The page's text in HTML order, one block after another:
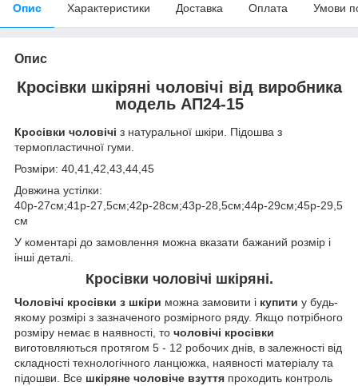
Опис Характеристики Доставка Оплата Умови
Опис
Кросівки шкіряні чоловічі від виробника
модель АП24-15
Кросівки чоловічі з натуральної шкіри. Підошва з
термопластичної гуми.
Розміри: 40,41,42,43,44,45
Довжина устілки:
40р-27см;41р-27,5см;42р-28см;43р-28,5см;44р-29см;45р-29,5
см
У коментарі до замовлення можна вказати бажаний розмір і
інші деталі.
Кросівки чоловічі шкіряні.
Чоловічі кросівки з шкіри можна замовити і купити у будь-
якому розмірі з зазначеного розмірного ряду. Якщо потрібного
розміру немає в наявності, то чоловічі кросівки
виготовляються протягом 5 - 12 робочих днів, в залежності від
складності технологічного ланцюжка, наявності матеріалу та
підошви. Все шкіряне чоловіче взуття проходить контроль